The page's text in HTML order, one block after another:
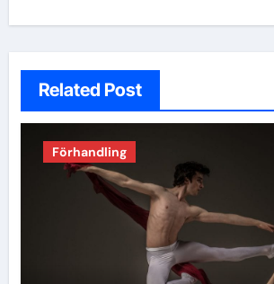
Related Post
Förhandling